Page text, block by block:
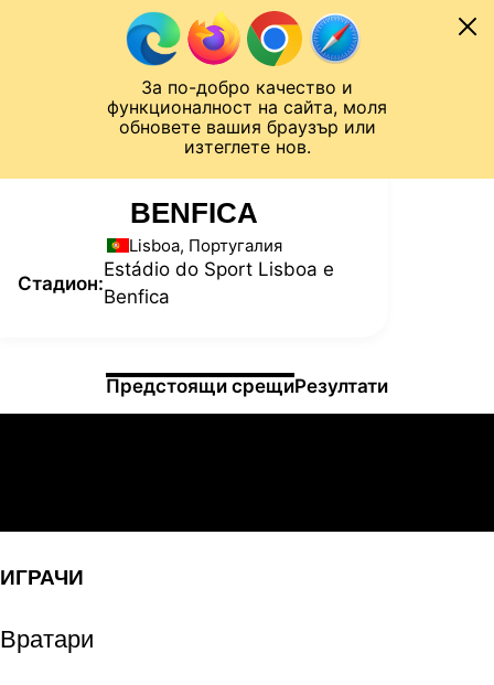
За по-добро качество и
функционалност на сайта, моля
обновете вашия браузър или
изтеглете нов.
Към съдържанието
Лига на Конференциите
СТАТИСТИКИ
BENFICA
Lisboa, Португалия
Стадион:
Estádio do Sport Lisboa e
Benfica
Информация за мачаПредстоящи срещиРезултати
ИГРАЧИ
Вратари